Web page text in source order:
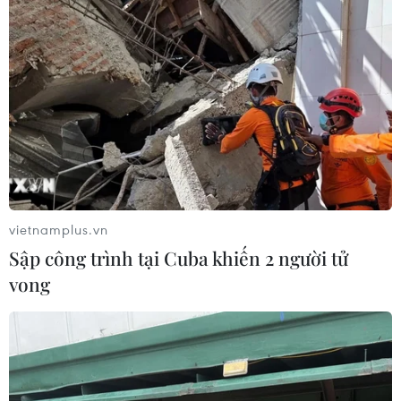
Indonesia nỗ lực khống chế cháy
rừng tại Vườn Quốc gia Núi Bromo
07/08/2026 10:56
Thụy Sĩ khó đạt mục tiêu giảm phát
thải khí nhà kính vào năm 2030
07/08/2026 09:42
Bão Dolphin càn quét các đảo miền
Nam Nhật Bản, sân bay Okinawa
phải đóng cửa
07/08/2026 09:10
vietnamplus.vn
Sập công trình tại Cuba khiến 2 người tử
vong